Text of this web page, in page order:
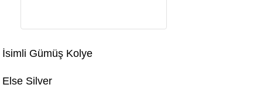
İsimli Gümüş Kolye
Else Silver